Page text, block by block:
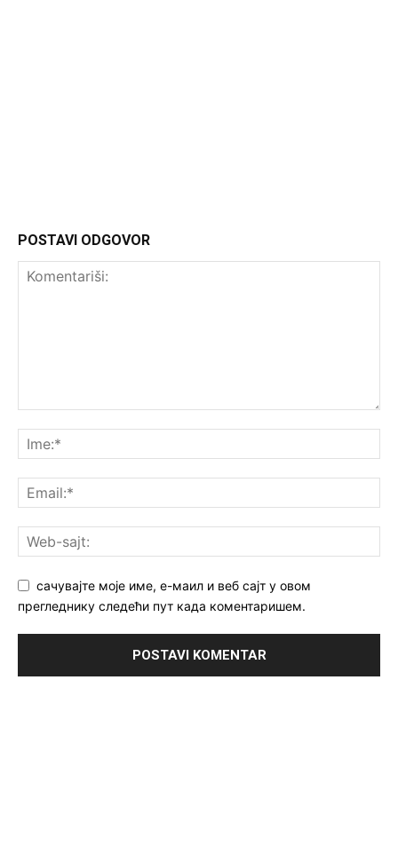
POSTAVI ODGOVOR
сачувајте моје име, е-маил и веб сајт у овом
прегледнику следећи пут када коментаришем.